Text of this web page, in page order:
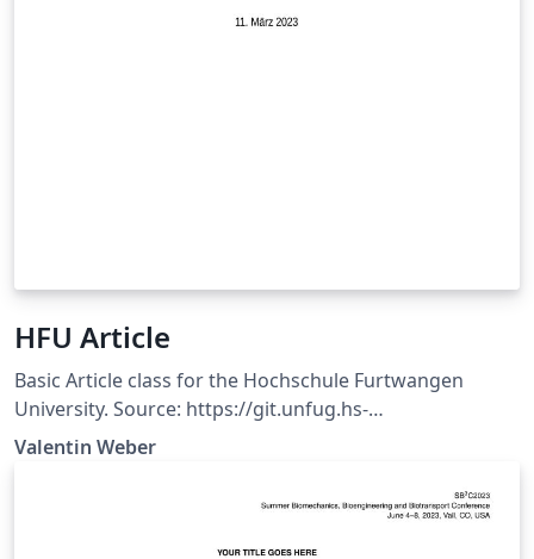
HFU Article
Basic Article class for the Hochschule Furtwangen
University. Source: https://git.unfug.hs-
furtwangen.de/weva/hfu-article
Valentin Weber